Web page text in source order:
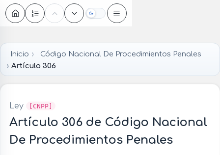
Oscuro
Inicio
Código Nacional De Procedimientos Penales
Artículo 306
Ley [CNPP]
Artículo 306 de Código Nacional
De Procedimientos Penales